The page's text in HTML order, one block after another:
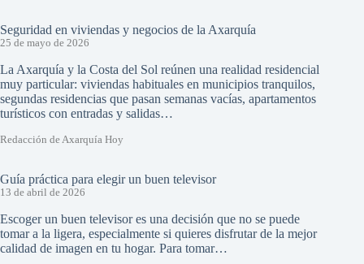
Seguridad en viviendas y negocios de la Axarquía
25 de mayo de 2026
La Axarquía y la Costa del Sol reúnen una realidad residencial
muy particular: viviendas habituales en municipios tranquilos,
segundas residencias que pasan semanas vacías, apartamentos
turísticos con entradas y salidas…
Redacción de Axarquía Hoy
Guía práctica para elegir un buen televisor
13 de abril de 2026
Escoger un buen televisor es una decisión que no se puede
tomar a la ligera, especialmente si quieres disfrutar de la mejor
calidad de imagen en tu hogar. Para tomar…